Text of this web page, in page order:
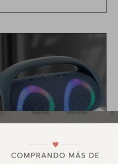
Funciones:
-Bluetooth
-Entradas: DCSV/USB/TF/AUX
para uso con cable o
inalámbrico
de reproducción 15 horas
-Batería de 10000 mAh
Cable auxiliar